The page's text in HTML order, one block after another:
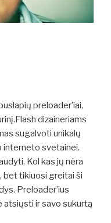
preloader’iai,
dizaineriams
sugalvoti unikalų
interneto svetainei.
Kol kas jų nėra
bet tikiuosi greitai ši
Preloader’ius
atsiųsti ir savo sukurtą